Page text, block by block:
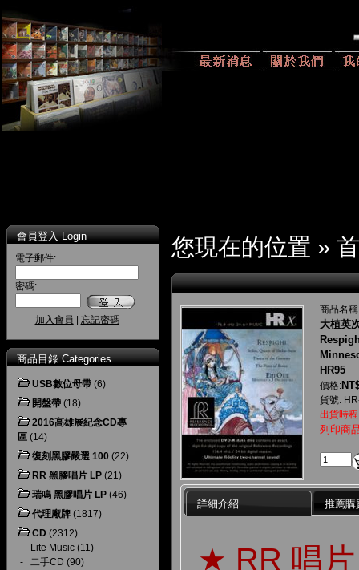
會員登入 Login
電子郵件:
密碼:
加入會員 忘記密碼
商品目錄 Categories
USB數位母帶 (6)
開盤帶 (18)
2016高雄展紀念CD專
區 (14)
復刻黑膠嚴選 100 (22)
RR 黑膠唱片 LP (21)
瑞鳴 黑膠唱片 LP (46)
代理廠牌 (1817)
CD (2312)
-
Lite Music (11)
- 二手CD (90)
您現在的位置 »
商品名
大植英
HR95
價格:
貨號:
出貨時
列印商
詳細介紹 推薦購
★ RR 唱